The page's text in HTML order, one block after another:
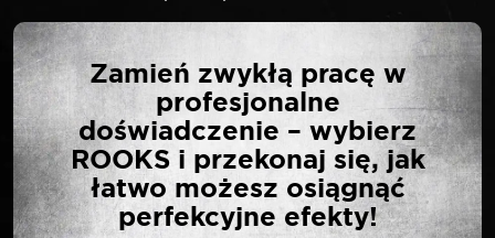
NAPISZ PIERWSZĄ
OPINIĘ O „SELTA
NASADKA 1/4″ 6-KĄTNA
14 MM”
Twój adres email nie zostanie opublikowany.
Zamień zwykłą pracę w
profesjonalne
doświadczenie – wybierz
ROOKS i przekonaj się, jak
łatwo możesz osiągnąć
perfekcyjne efekty!